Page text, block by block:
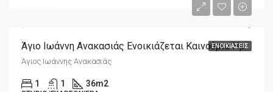
ΕΝΟΙΚΙΆΣΕΙΣ
Άγιο Ιωάννη Ανακασιάς Ενοικιάζεται Καινούρια Ημιυπόγεια Γκαρσονιέρα (studio) 36m2
Άγιος Ιωάννης Ανακασιάς
1 1 36m2